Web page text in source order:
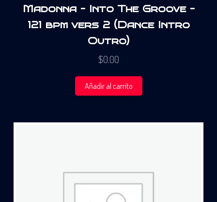
Madonna – Into The Groove –
121 bpm vers 2 (Dance Intro
Outro)
$0.00
Añadir al carrito